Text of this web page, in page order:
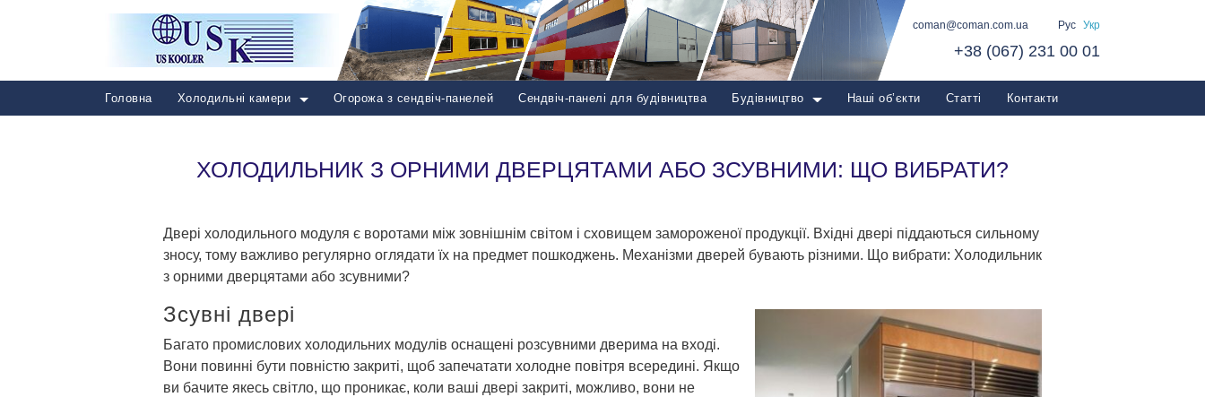
coman@coman.com.ua Рус Укр
+38 (067) 231 00 01
Головна Холодильні камери Огорожа з сендвіч-панелей Сендвіч-панелі для будівництва Будівництво Наші об’єкти Статті Контакти
ХОЛОДИЛЬНИК З ОРНИМИ ДВЕРЦЯТАМИ АБО ЗСУВНИМИ: ЩО ВИБРАТИ?
Двері холодильного модуля є воротами між зовнішнім світом і сховищем замороженої продукції. Вхідні двері піддаються сильному
зносу, тому важливо регулярно оглядати їх на предмет пошкоджень. Механізми дверей бувають різними. Що вибрати: Холодильник
з орними дверцятами або зсувними?
Зсувні двері
Багато промислових холодильних модулів оснащені розсувними дверима на вході.
Вони повинні бути повністю закриті, щоб запечатати холодне повітря всередині. Якщо
ви бачите якесь світло, що проникає, коли ваші двері закриті, можливо, вони не